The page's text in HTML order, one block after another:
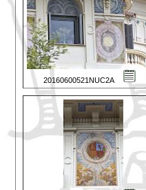
20160600521NUC2A